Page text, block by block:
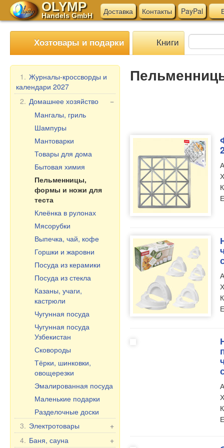
OLYMP
Handels GmbH Доставка Контакты PayPal
Хозтовары и подарки Книги
1. Журналы-кроссворды и
календари 2027
−
2. Домашнее хозяйство
Мангалы, гриль
Шампуры
Мантоварки
Товары для дома
Бытовая химия
Пельменницы,
формы и ножи для
теста
Клеёнка в рулонах
Мясорубки
Выпечка, чай, кофе
Горшки и жаровни
Посуда из керамики
Посуда из стекла
Казаны, учаги,
кастрюли
Чугунная посуда
Чугунная посуда
Узбекистан
Сковороды
Тёрки, шинковки,
овощерезки
Эмалированная посуда
Маленькие подарки
Разделочные доски
+
3. Электротовары
Электротовары для
+
4. Баня, сауна